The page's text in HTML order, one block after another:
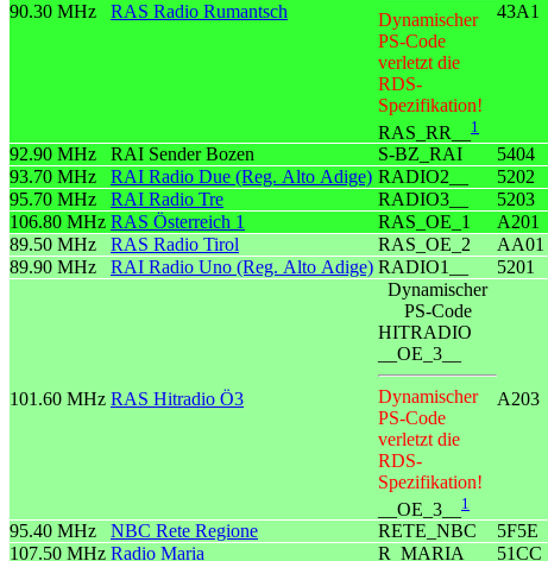
90.30 MHz RAS Radio Rumantsch
Dynamischer
PS-Code
verletzt die
RDS-
Spezifikation!
RAS_RR__
1
43A1
92.90 MHz RAI Sender Bozen S-BZ_RAI 5404
93.70 MHz
RAI Radio Due (Reg. Alto Adige) RADIO2__ 5202
95.70 MHz
RAI Radio Tre RADIO3__ 5203
106.80 MHz RAS Österreich 1 RAS_OE_1 A201
89.50 MHz
RAS Radio Tirol RAS_OE_2 AA01
89.90 MHz
RAI Radio Uno (Reg. Alto Adige) RADIO1__ 5201
101.60 MHz RAS Hitradio Ö3
Dynamischer
PS-Code
HITRADIO
__OE_3__
Dynamischer
PS-Code
verletzt die
RDS-
Spezifikation!
__OE_3__
1
A203
95.40 MHz NBC Rete Regione RETE_NBC 5F5E
107.50 MHz Radio Maria R_MARIA_ 51CC